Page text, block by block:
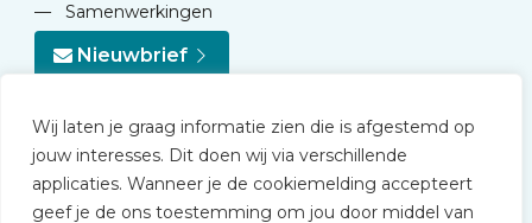
Wij laten je graag informatie zien die is afgestemd op
jouw interesses. Dit doen wij via verschillende
applicaties. Wanneer je de cookiemelding accepteert
geef je de ons toestemming om jou door middel van
—
Samenwerkingen
Nieuwbrief
© 2026 NVD